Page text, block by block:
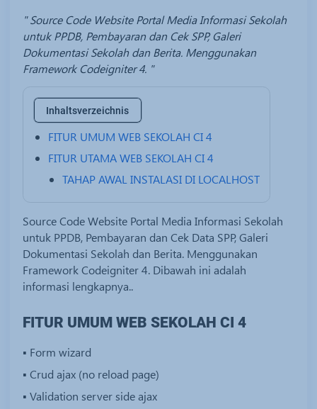
Source Code Website Portal Media Informasi Sekolah
untuk PPDB, Pembayaran dan Cek SPP, Galeri
Dokumentasi Sekolah dan Berita. Menggunakan
Framework Codeigniter 4.
Inhaltsverzeichnis
FITUR UMUM WEB SEKOLAH CI 4
FITUR UTAMA WEB SEKOLAH CI 4
TAHAP AWAL INSTALASI DI LOCALHOST
Source Code Website Portal Media Informasi Sekolah
untuk PPDB, Pembayaran dan Cek Data SPP, Galeri
Dokumentasi Sekolah dan Berita. Menggunakan
Framework Codeigniter 4. Dibawah ini adalah
informasi lengkapnya..
FITUR UMUM WEB SEKOLAH CI 4
▪ Form wizard
▪ Crud ajax (no reload page)
▪ Validation server side ajax